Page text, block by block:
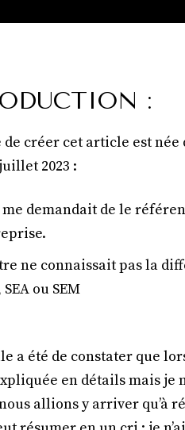
:
créer cet article est
2023 :
me demandait de le
ne connaissait pas la
SEA ou SEM
a été de constater que
en détails mais je
allions y arriver qu’à